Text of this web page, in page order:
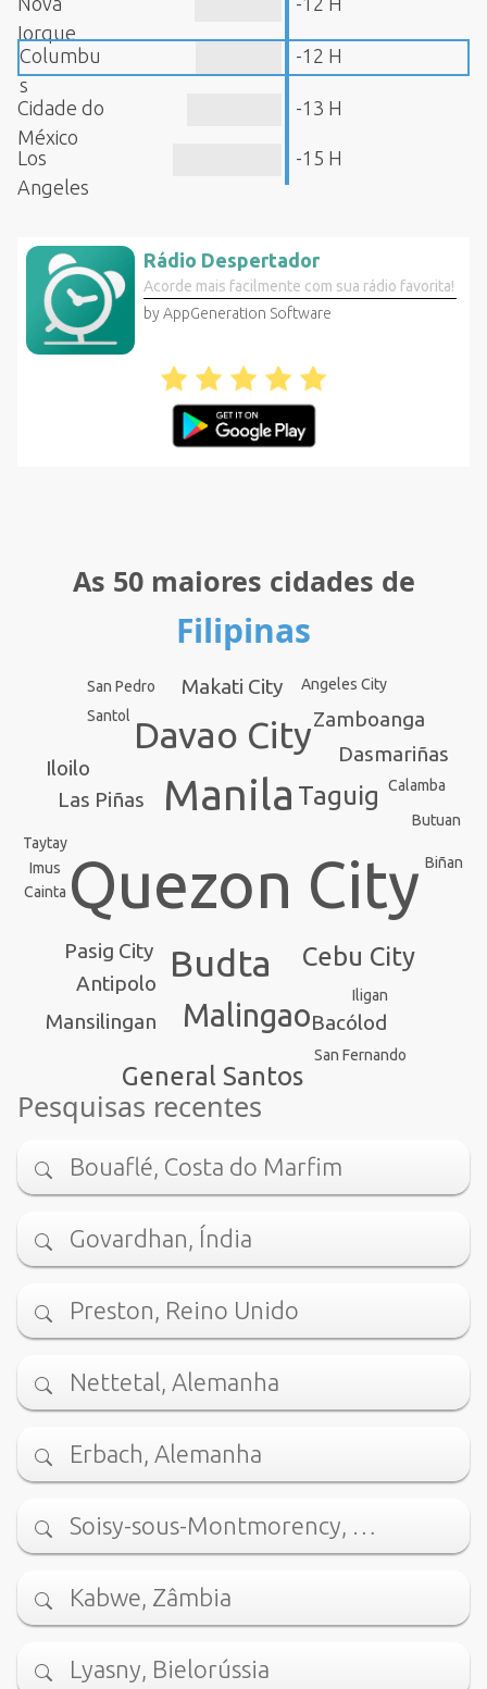
Iorque
Columbu
s
-12 H
Cidade do
México
-13 H
Los
Angeles
-15 H
Rádio Despertador
Acorde mais facilmente com sua rádio favorita!
by AppGeneration Software
As 50 maiores cidades de
Filipinas
Quezon City
Manila
Budta
Davao City
Malingao
Cebu City
General Santos
Taguig
Pasig City
Las Piñas
Antipolo
Makati City
Zamboanga
Bacólod
Mansilingan
Dasmariñas
Iloilo
Iligan
Calamba
Butuan
Biñan
Angeles City
Santol
Cainta
San Pedro
San Fernando
Taytay
Imus
Pesquisas recentes
Bouaflé, Costa do Marfim
Govardhan, Índia
Preston, Reino Unido
Nettetal, Alemanha
Erbach, Alemanha
Soisy-sous-Montmorency, …
Kabwe, Zâmbia
Lyasny, Bielorússia